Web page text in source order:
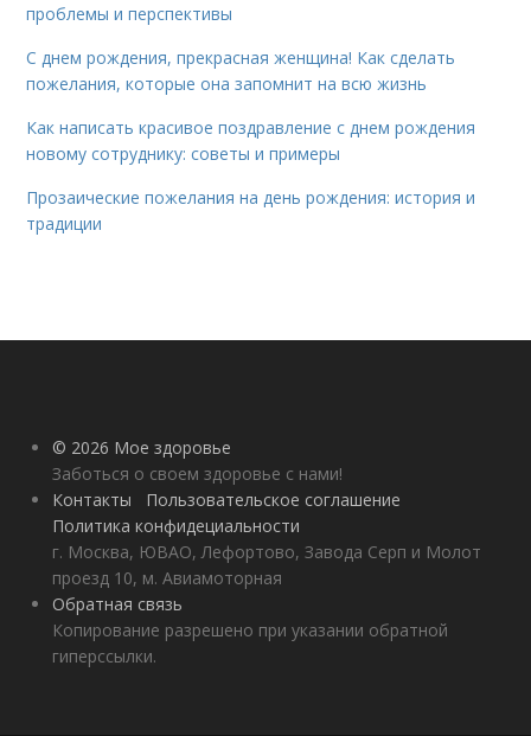
проблемы и перспективы
С днем рождения, прекрасная женщина! Как сделать
пожелания, которые она запомнит на всю жизнь
Как написать красивое поздравление с днем рождения
новому сотруднику: советы и примеры
Прозаические пожелания на день рождения: история и
традиции
© 2026 Мое здоровье
Заботься о своем здоровье с нами!
Контакты
Пользовательское соглашение
Политика конфидециальности
г. Москва, ЮВАО, Лефортово, Завода Серп и Молот
проезд 10, м. Авиамоторная
Обратная связь
Копирование разрешено при указании обратной
гиперссылки.